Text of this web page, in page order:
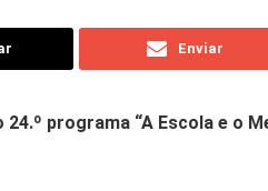
Enviar
programa “A Escola e o